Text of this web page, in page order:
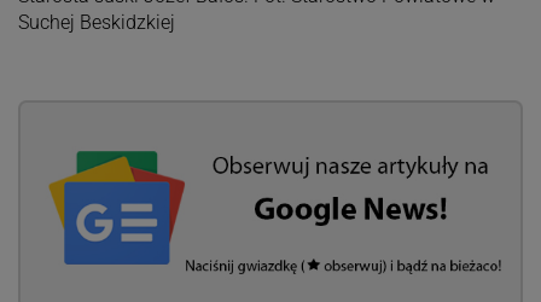
Suchej Beskidzkiej